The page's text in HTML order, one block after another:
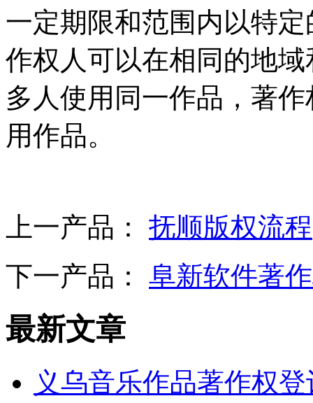
一定期限和范围内以特
作权人可以在相同的地
多人使用同一作品，著
用作品。
上一产品： 抚顺版权流程
下一产品： 阜新软件著
最新文章
义乌音乐作品著作权